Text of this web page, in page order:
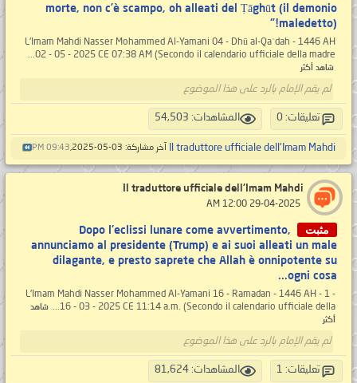
morte, non c’è scampo, oh alleati del Ṭāghūt (il demonio
maledetto)!"
L'Imam Mahdi Nasser Mohammed Al-Yamani 04 - Dhū al-Qaʿdah - 1446 AH
02 - 05 - 2025 CE 07:38 AM (Secondo il calendario ufficiale della madre...
شاهد أكثر
لم يقم الإمام بالرد على هذا الموضوع
تعليقات: 0 المشاهدات: 54,503
Il traduttore ufficiale dell'Imam Mahdi آخر مشاركة: 03-05-2025, 09:43 PM
Il traduttore ufficiale dell'Imam Mahdi
مثبت
Dopo l'eclissi lunare come avvertimento,
annunciamo al presidente (Trump) e ai suoi alleati un male
dilagante, e presto saprete che Allah è onnipotente su
ogni cosa...
- 1 - L'Imam Mahdi Nasser Mohammed Al-Yamani 16 - Ramadan - 1446 AH
16 - 03 - 2025 CE 11:14 a.m. (Secondo il calendario ufficiale della...
شاهد
أكثر
لم يقم الإمام بالرد على هذا الموضوع
تعليقات: 1 المشاهدات: 81,624